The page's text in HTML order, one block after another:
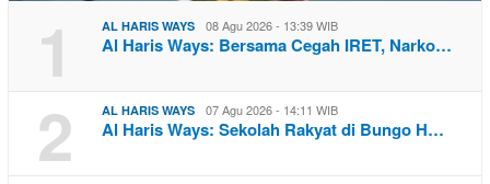
1 AL HARIS WAYS 08 Agu 2026 - 13:39 WIB
Al Haris Ways: Bersama Cegah IRET, Narko…
2 AL HARIS WAYS 07 Agu 2026 - 14:11 WIB
Al Haris Ways: Sekolah Rakyat di Bungo H…